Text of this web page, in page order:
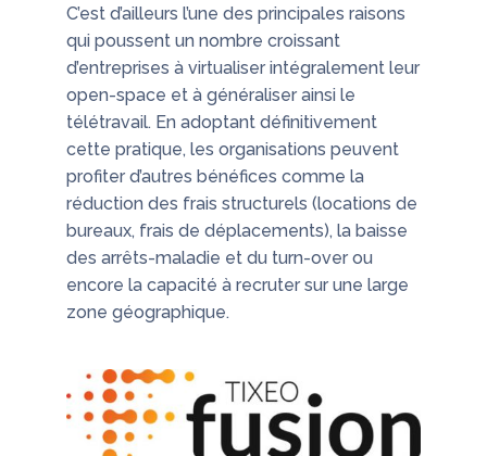
C’est d’ailleurs l’une des principales raisons
qui poussent un nombre croissant
d’entreprises à virtualiser intégralement leur
open-space et à généraliser ainsi le
télétravail. En adoptant définitivement
cette pratique, les organisations peuvent
profiter d’autres bénéfices comme la
réduction des frais structurels (locations de
bureaux, frais de déplacements), la baisse
des arrêts-maladie et du turn-over ou
encore la capacité à recruter sur une large
zone géographique.